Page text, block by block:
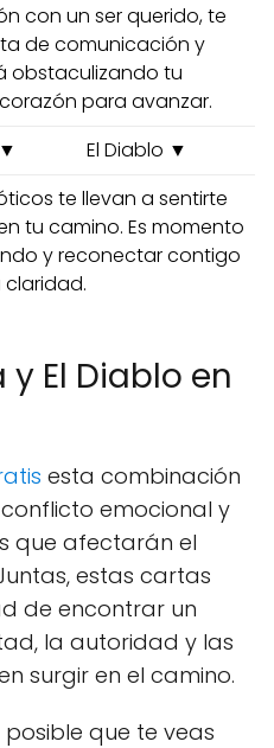
con un ser querido, te
de comunicación y
obstaculizando tu
para avanzar.
El Diablo ▼
te llevan a sentirte
tu camino. Es momento
y reconectar contigo
y El Diablo en
esta combinación
emocional y
que afectarán el
estas cartas
de encontrar un
la autoridad y las
surgir en el camino.
posible que te veas